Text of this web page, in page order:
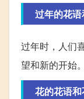
过年的花
过年时，人们
望和新的开始。
花的花语